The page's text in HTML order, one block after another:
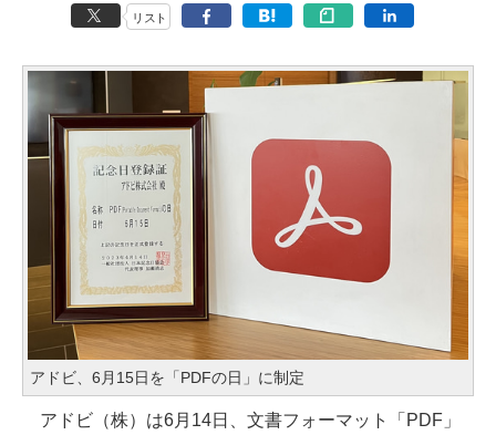
リスト
アドビ、6月15日を「PDFの日」に制定
アドビ（株）は6月14日、文書フォーマット「PDF」